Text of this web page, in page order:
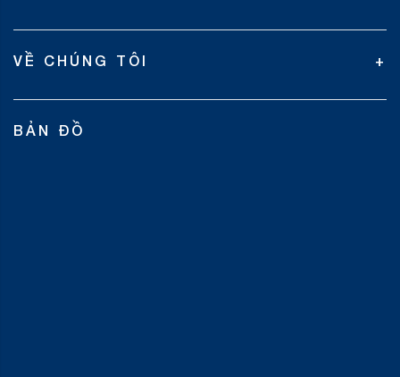
VỀ CHÚNG TÔI
BẢN ĐỒ